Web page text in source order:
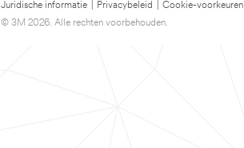
Juridische informatie Privacybeleid
Cookie-voorkeuren
© 3M 2026. Alle rechten voorbehouden.